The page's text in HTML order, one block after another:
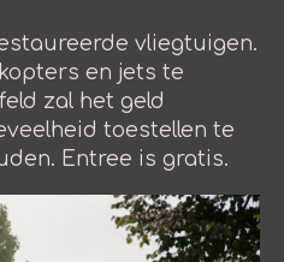
vliegtuigen.
en jets te
zal het geld
toestellen te
Entree is gratis.